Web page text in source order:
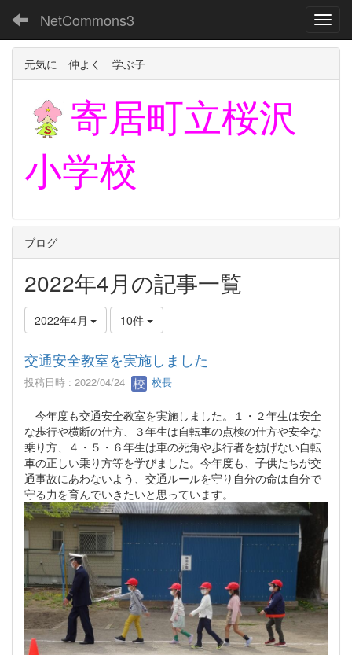
NetCommons3
元気に 仲よく 学ぶ子
寄居町立桜沢
小学校
ブログ
2022年4月の記事一覧
2022年4月 10件
交通安全教室を実施しました
投稿日時 : 2022/04/24 校長
今年度も交通安全教室を実施しました。１・２年生は安全
な歩行や横断の仕方、３年生は自転車の点検の仕方や安全な
乗り方、４・５・６年生は車の死角や歩行者を妨げない自転
車の正しい乗り方等を学びました。今年度も、子供たちが交
通事故にあわないよう、交通ルールを守り自分の命は自分で
守る力を育んでいきたいと思っています。